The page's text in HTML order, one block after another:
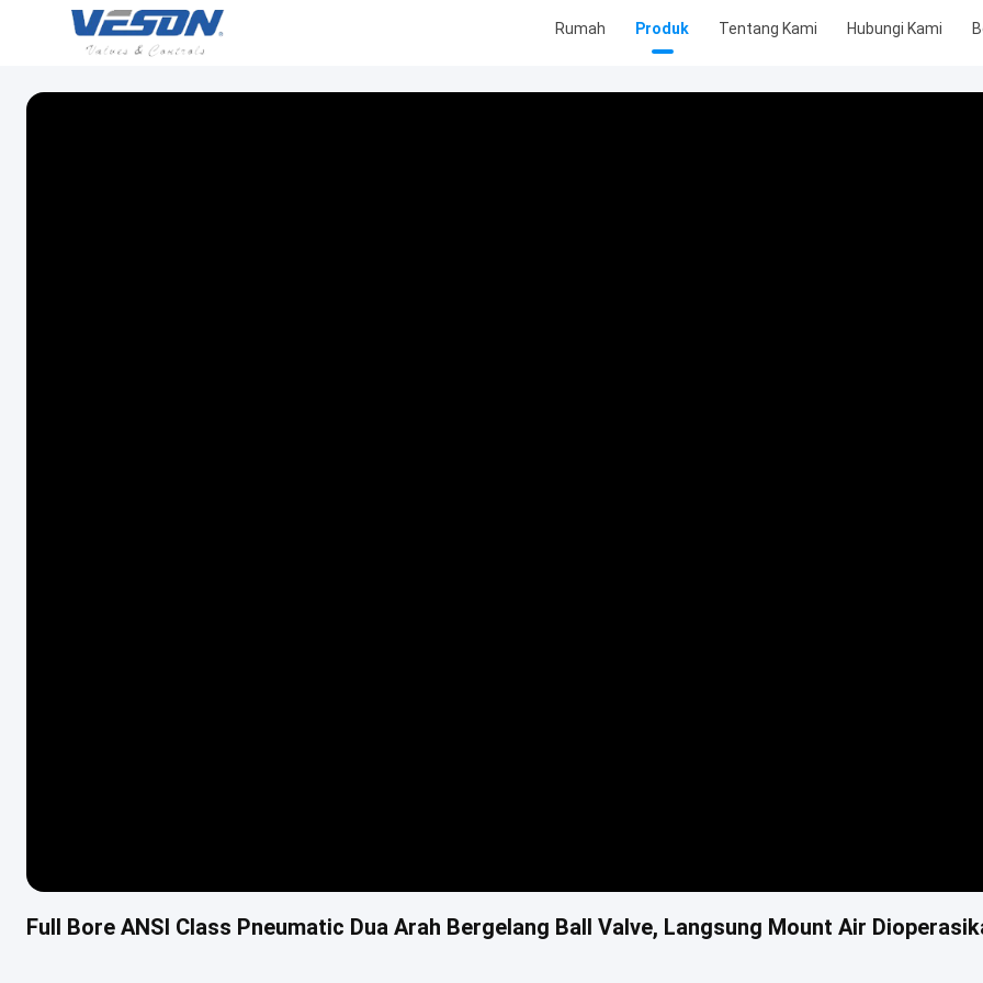
Rumah Produk Tentang Kami Hubungi Kami
Full Bore ANSI Class Pneumatic Dua Arah Bergelang Ball Valve, Langsung Mount Air